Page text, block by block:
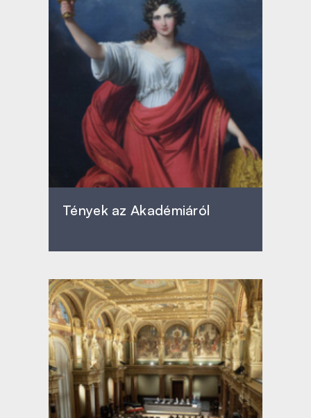
Tények az Akadémiáról